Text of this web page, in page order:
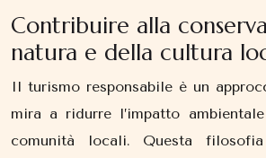
Contribuire alla
natura e della cultura
Il turismo responsabile è un
mira a ridurre l’impatto
comunità locali. Questa